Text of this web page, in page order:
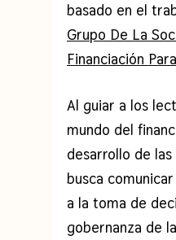
basado en el
Grupo De La
Financiación
Al guiar a los
mundo del
desarrollo de las
busca
a la toma de
gobernanza de